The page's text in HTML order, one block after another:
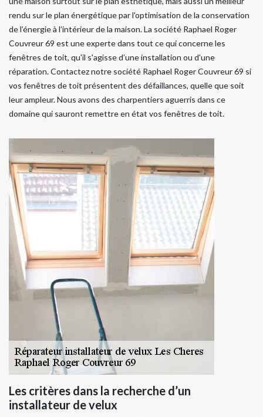
rendu sur le plan énergétique par l'optimisation de la conservation
de l’énergie à l’intérieur de la maison. La société Raphael Roger
Couvreur 69 est une experte dans tout ce qui concerne les
fenêtres de toit, qu'il s'agisse d’une installation ou d'une
réparation. Contactez notre société Raphael Roger Couvreur 69 si
vos fenêtres de toit présentent des défaillances, quelle que soit
leur ampleur. Nous avons des charpentiers aguerris dans ce
domaine qui sauront remettre en état vos fenêtres de toit.
Les critères dans la recherche d’un
installateur de velux